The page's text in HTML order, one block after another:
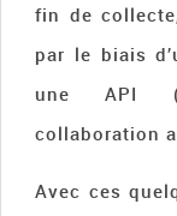
fin de
par le biais
une API
collaboration
Avec ces